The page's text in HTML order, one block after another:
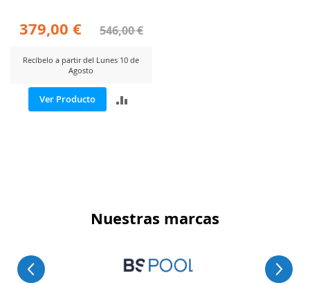
379,00 € 546,00 €
Recíbelo a partir del Lunes 10 de
Agosto
Ver Producto
Nuestras marcas